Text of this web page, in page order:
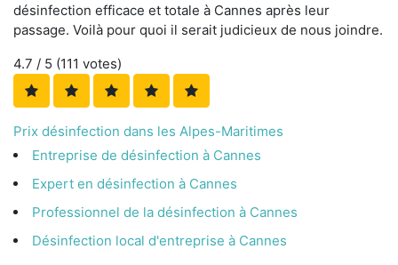
désinfection efficace et totale à Cannes après leur
passage. Voilà pour quoi il serait judicieux de nous joindre.
4.7 / 5 (111 votes)
Prix désinfection dans les Alpes-Maritimes
Entreprise de désinfection à Cannes
Expert en désinfection à Cannes
Professionnel de la désinfection à Cannes
Désinfection local d'entreprise à Cannes